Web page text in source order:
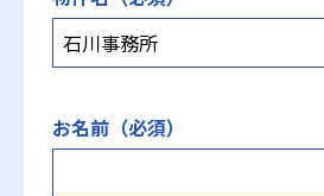
お名前（必須）